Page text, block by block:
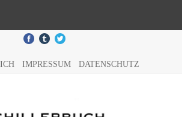
IMPRESSUM DATENSCHUTZ